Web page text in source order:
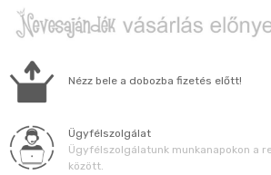
Nézz bele a dobozba fizetés előtt!
Ügyfélszolgálat
Ügyfélszolgálatunk munkanapokon a
között.